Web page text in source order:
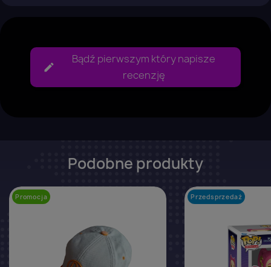
Bądź pierwszym który napisze
recenzję
Podobne produkty
Promocja Przedsprzedaż